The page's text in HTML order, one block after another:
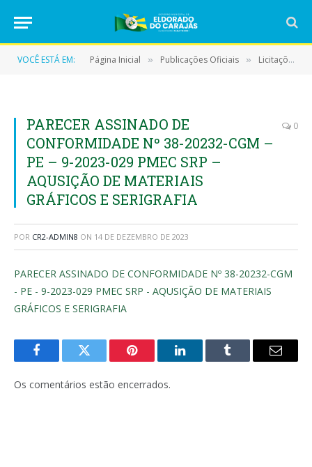
VOCÊ ESTÁ EM: Página Inicial » Publicações Oficiais » Licitações
PARECER ASSINADO DE
CONFORMIDADE Nº 38-20232-CGM –
PE – 9-2023-029 PMEC SRP –
AQUSIÇÃO DE MATERIAIS
GRÁFICOS E SERIGRAFIA
0
POR CR2-ADMIN8 ON 14 DE DEZEMBRO DE 2023
PARECER ASSINADO DE CONFORMIDADE Nº 38-20232-CGM
- PE - 9-2023-029 PMEC SRP - AQUSIÇÃO DE MATERIAIS
GRÁFICOS E SERIGRAFIA
FacebookTwitter Pinterest LinkedInTumblr
E-
Os comentários estão encerrados.